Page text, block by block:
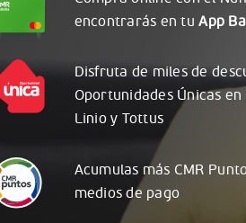
encontrarás en tu App
Disfruta de miles de
OportunidadesÚnicasen
Linio y Tottus
Acumulas más CMR
medios de pago